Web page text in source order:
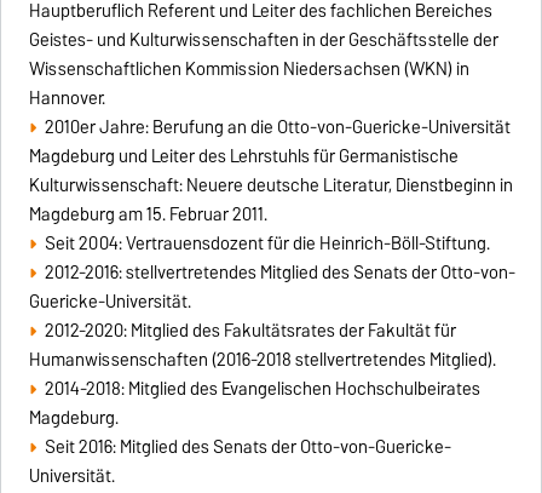
Hauptberuflich Referent und Leiter des fachlichen Bereiches
Geistes- und Kulturwissenschaften in der Geschäftsstelle der
Wissenschaftlichen Kommission Niedersachsen (WKN) in
Hannover.
2010er Jahre: Berufung an die Otto-von-Guericke-Universität
Magdeburg und Leiter des Lehrstuhls für Germanistische
Kulturwissenschaft: Neuere deutsche Literatur, Dienstbeginn in
Magdeburg am 15. Februar 2011.
Seit 2004: Vertrauensdozent für die Heinrich-Böll-Stiftung.
2012-2016: stellvertretendes Mitglied des Senats der Otto-von-
Guericke-Universität.
2012-2020: Mitglied des Fakultätsrates der Fakultät für
Humanwissenschaften (2016-2018 stellvertretendes Mitglied).
2014-2018: Mitglied des Evangelischen Hochschulbeirates
Magdeburg.
Seit 2016: Mitglied des Senats der Otto-von-Guericke-
Universität.